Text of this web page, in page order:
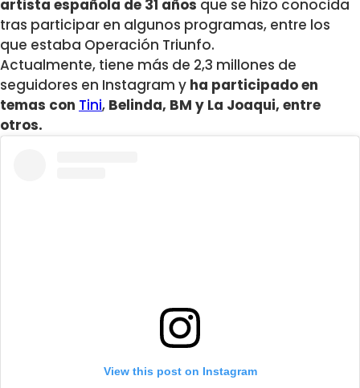
artista española de 31 años que se hizo conocida
tras participar en algunos programas, entre los
que estaba Operación Triunfo.
Actualmente, tiene más de 2,3 millones de
seguidores en Instagram y ha participado en
temas con Tini, Belinda, BM y La Joaqui, entre
otros.
View this post on Instagram